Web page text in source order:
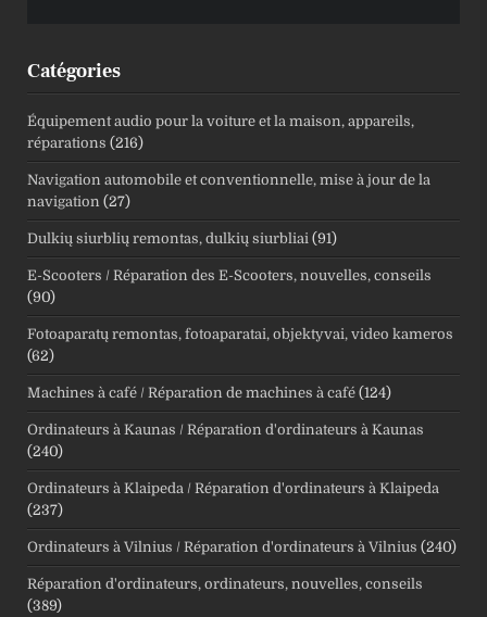
Catégories
Équipement audio pour la voiture et la maison, appareils,
réparations (216)
Navigation automobile et conventionnelle, mise à jour de la
navigation (27)
Dulkių siurblių remontas, dulkių siurbliai (91)
E-Scooters / Réparation des E-Scooters, nouvelles, conseils
(90)
Fotoaparatų remontas, fotoaparatai, objektyvai, video kameros
(62)
Machines à café / Réparation de machines à café (124)
Ordinateurs à Kaunas / Réparation d'ordinateurs à Kaunas
(240)
Ordinateurs à Klaipeda / Réparation d'ordinateurs à Klaipeda
(237)
Ordinateurs à Vilnius / Réparation d'ordinateurs à Vilnius (240)
Réparation d'ordinateurs, ordinateurs, nouvelles, conseils
(389)